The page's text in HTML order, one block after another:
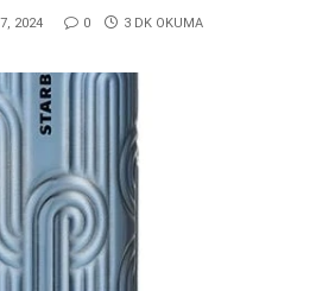
2024 0 3 DK OKUMA